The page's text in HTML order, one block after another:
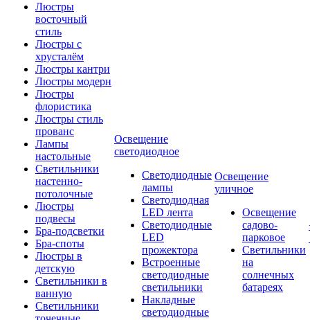
Люстры
восточный
стиль
Люстры с
хрусталём
Люстры кантри
Люстры модерн
Люстры
флористика
Люстры стиль
прованс
Лампы
настольные
Светильники
настенно-
потолочные
Люстры
подвесы
Бра-подсветки
Бра-споты
Люстры в
детскую
Светильники в
ванную
Светильники
Освещение
светодиодное
Светодиодные
лампы
Светодиодная
LED лента
Светодиодные
LED
прожектора
Встроенные
светодиодные
светильники
Накладные
светодиодные
Освещение
уличное
Освещение
садово-
парковое
Светильники
на
солнечных
батареях